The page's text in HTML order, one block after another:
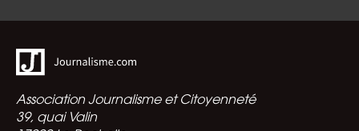
Association Journalisme et Citoyenneté
39, quai Valin